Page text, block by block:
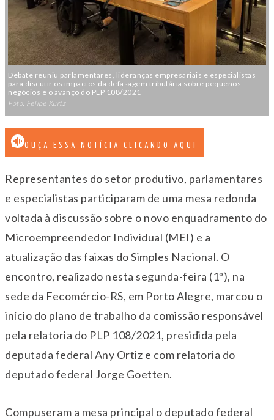
Debate reuniu parlamentares, lideranças empresariais e especialistas
para discutir os impactos da defasagem tributária sobre pequenos
negócios e o avanço do PLP 108/2021
Foto: Felipe Kurtz
OUÇA ESSA NOTÍCIA CLICANDO AQUI
Representantes do setor produtivo, parlamentares
e especialistas participaram de uma mesa redonda
voltada à discussão sobre o novo enquadramento do
Microempreendedor Individual (MEI) e a
atualização das faixas do Simples Nacional. O
encontro, realizado nesta segunda-feira (1º), na
sede da Fecomércio-RS, em Porto Alegre, marcou o
início do plano de trabalho da comissão responsável
pela relatoria do PLP 108/2021, presidida pela
deputada federal Any Ortiz e com relatoria do
deputado federal Jorge Goetten.
Compuseram a mesa principal o deputado federal